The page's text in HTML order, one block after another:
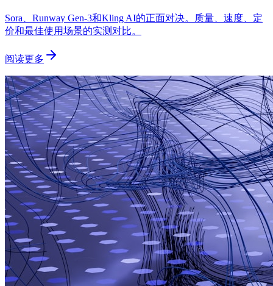
Sora、Runway Gen-3和Kling AI的正面对决。质量、速度、定
价和最佳使用场景的实测对比。
阅读更多